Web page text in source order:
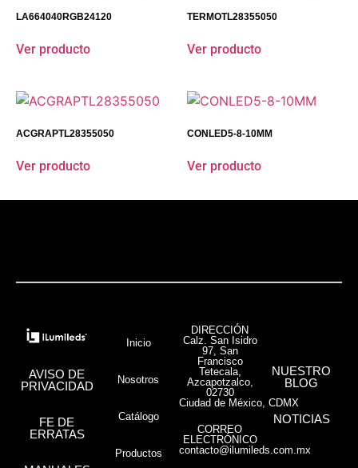
LA664040RGB24120
Ver producto
TERMOTL28355050
Ver producto
ACGRAPTL28355050
Ver producto
CONLED5-8-10MM
Ver producto
AVISO DE
PRIVACIDAD
FE DE
ERRATAS
Inicio
Nosotros
Catálogo
Productos
DIRECCIÓN
Calz. San Isidro
97, San
Francisco
Tetecala,
Azcapotzalco,
02730
Ciudad de México, CDMX
CORREO
ELECTRÓNICO
contacto@ilumileds.com.mx
NUESTRO
BLOG
NOTICIAS